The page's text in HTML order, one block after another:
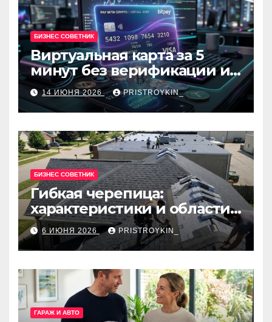
БИЗНЕС СОВЕТНИК
Виртуальная карта за 5
минут без верификации и
банков с пополнением в
USDT
14 ИЮНЯ 2026 PRISTROYKIN_
БИЗНЕС СОВЕТНИК
Гибкая черепица:
характеристики и области
применения
6 ИЮНЯ 2026 PRISTROYKIN_
ГАРАЖ И АВТО